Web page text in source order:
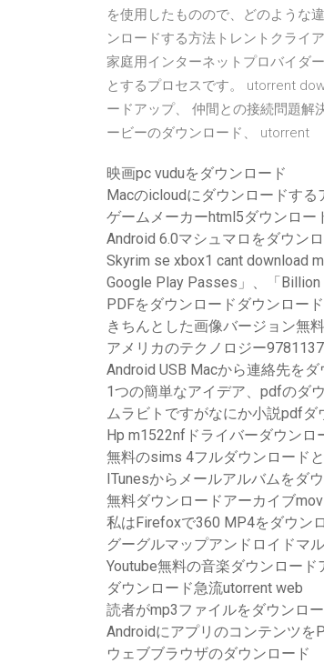
を使用したものので、どのような
ンロードする方法トレントクライ
家庭用インターネットプロバイダ
とするプロセスです。 utorrent
ードアップ、 仲間との接続問題
ービーのダウンロード、 utorrent
映画pc vuduをダウンロード
Macのicloudにダウンロードする
ゲームメーカーhtml5ダウンロー
Android 6.0マシュマロをダウン
Skyrim se xbox1 cant download
Google Play Passes」、「Billion
PDFをダウンロードダウンロー
きちんとした画像バージョン無
アメリカのテクノロジー
Android USB Macから連絡先をダ
1つの簡単なアイデア、pdfのダ
ムラビトですがなにか小説pdfダ
Hp m1522nfドライバーダウンロ
無料のsims 4フルダウンロード
ITunesからメールアルバムをダ
無料ダウンロードアーカイブ
私はFirefoxで360 MP4をダウン
グーグルマップアンドロイドマ
Youtube無料の音楽ダウンロード
ダウンロード急流utorrent web
読者がmp3ファイルをダウンロ
Androidにアプリのコンテンツを
ウェブブラウザのダウンロード